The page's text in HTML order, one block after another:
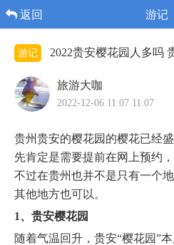
返回 游记
游记 2022贵安樱花园人多吗
旅游大咖
2022-12-06 11:07 11:07
贵州贵安的樱花园的樱花已经
先肯定是需要提前在网上预约
不过在贵州也并不是只有一个
其他地方也可以。
1、贵安樱花园
随着气温回升，贵安“樱花园”